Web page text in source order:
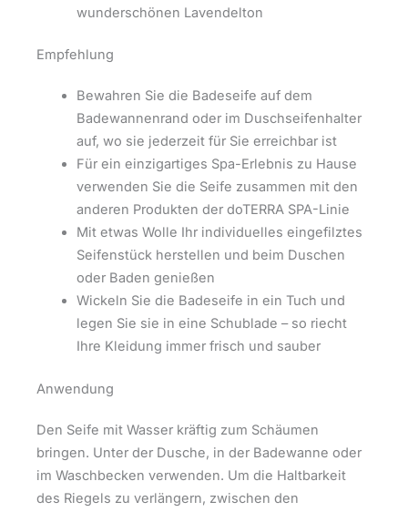
wunderschönen Lavendelton
Empfehlung
Bewahren Sie die Badeseife auf dem
Badewannenrand oder im Duschseifenhalter
auf, wo sie jederzeit für Sie erreichbar ist
Für ein einzigartiges Spa-Erlebnis zu Hause
verwenden Sie die Seife zusammen mit den
anderen Produkten der doTERRA SPA-Linie
Mit etwas Wolle Ihr individuelles eingefilztes
Seifenstück herstellen und beim Duschen
oder Baden genießen
Wickeln Sie die Badeseife in ein Tuch und
legen Sie sie in eine Schublade – so riecht
Ihre Kleidung immer frisch und sauber
Anwendung
Den Seife mit Wasser kräftig zum Schäumen
bringen. Unter der Dusche, in der Badewanne oder
im Waschbecken verwenden. Um die Haltbarkeit
des Riegels zu verlängern, zwischen den